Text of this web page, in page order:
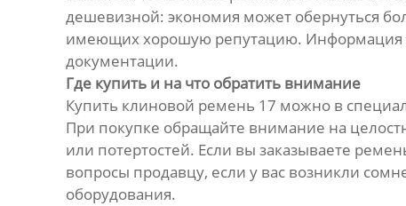
дешевизной: экономия может обернуться
имеющих хорошую репутацию. Информация
документации.
Где купить и на что обратить внимание
Купить клиновой ремень 17 можно в
При покупке обращайте внимание на
или потертостей. Если вы заказываете
вопросы продавцу, если у вас возникли
оборудования.